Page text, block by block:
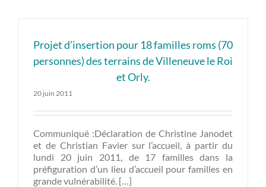
Projet d’insertion pour 18 familles roms (70
personnes) des terrains de Villeneuve le Roi
et Orly.
20 juin 2011
Communiqué :Déclaration de Christine Janodet
et de Christian Favier sur l’accueil, à partir du
lundi 20 juin 2011, de 17 familles dans la
préfiguration d’un lieu d’accueil pour familles en
grande vulnérabilité. […]